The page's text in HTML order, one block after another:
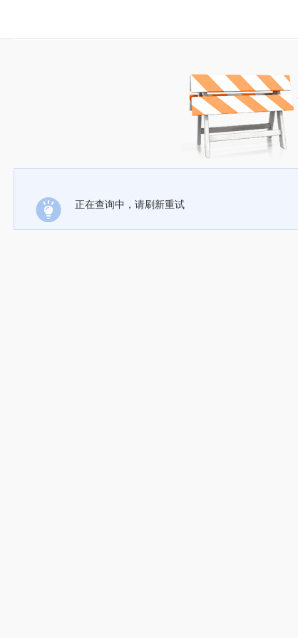
正在查询中，请刷新重试